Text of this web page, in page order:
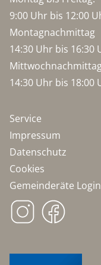
9:00 Uhr bis 12:00
Montagnachmittag
14:30 Uhr bis 16:30
14:30 Uhr bis 18:00
Service
Impressum
Datenschutz
Cookies
Gemeinderäte Login